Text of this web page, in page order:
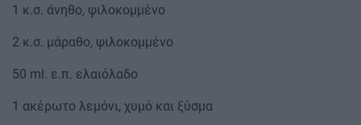
1 κ.σ. άνηθο, ψιλοκομμένο
2 κ.σ. μάραθο, ψιλοκομμένο
50 ml. ε.π. ελαιόλαδο
1 ακέρωτο λεμόνι, χυμό και ξύσμα